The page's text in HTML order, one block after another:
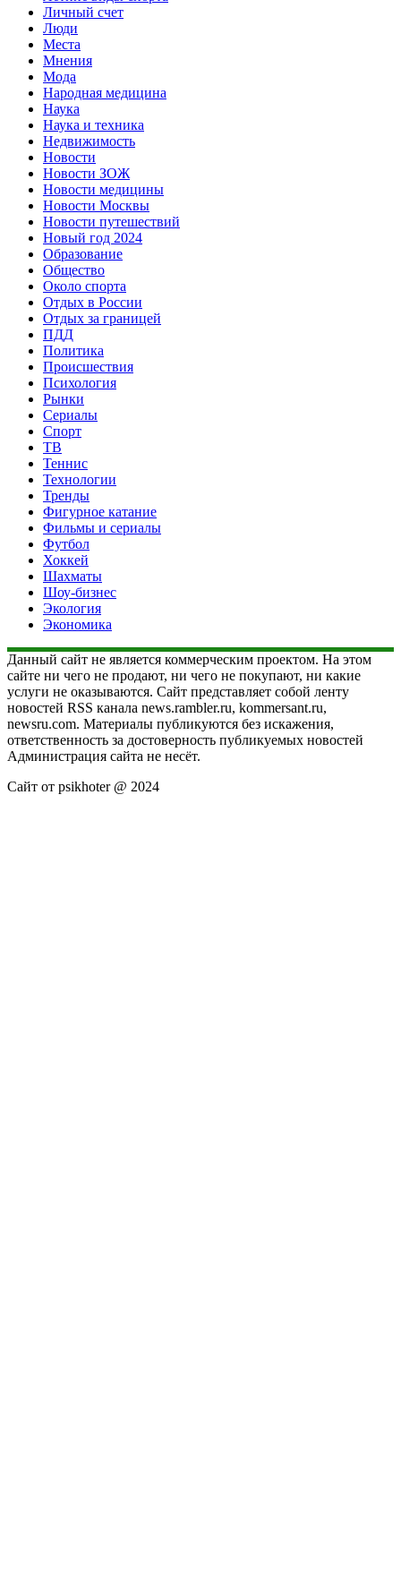
Личный счет
Люди
Места
Мнения
Мода
Народная медицина
Наука
Наука и техника
Недвижимость
Новости
Новости ЗОЖ
Новости медицины
Новости Москвы
Новости путешествий
Новый год 2024
Образование
Общество
Около спорта
Отдых в России
Отдых за границей
ПДД
Политика
Происшествия
Психология
Рынки
Сериалы
Спорт
ТВ
Теннис
Технологии
Тренды
Фигурное катание
Фильмы и сериалы
Футбол
Хоккей
Шахматы
Шоу-бизнес
Экология
Экономика
Данный сайт не является коммерческим проектом. На этом
сайте ни чего не продают, ни чего не покупают, ни какие
услуги не оказываются. Сайт представляет собой ленту
новостей RSS канала news.rambler.ru, kommersant.ru,
newsru.com. Материалы публикуются без искажения,
ответственность за достоверность публикуемых новостей
Администрация сайта не несёт.
Сайт от psikhoter @ 2024